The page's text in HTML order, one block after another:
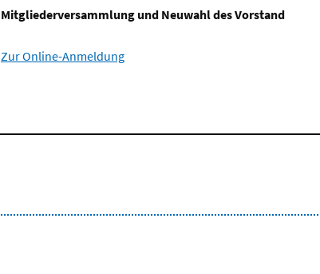
Mitgliederversammlung und Neuwahl des Vorstand
Zur Online-Anmeldung